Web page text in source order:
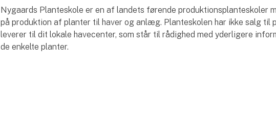
Nygaards Planteskole er en af landets førende produktionsplanteskoler
på produktion af planter til haver og anlæg. Planteskolen har ikke salg til
leverer til dit lokale havecenter, som står til rådighed med yderligere
de enkelte planter.